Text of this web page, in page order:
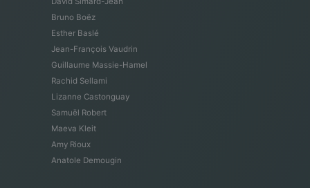
Bruno Boëz
Esther Baslé
Jean-François Vaudrin
Guillaume Massie-Hamel
Rachid Sellami
Lizanne Castonguay
Samuël Robert
Maeva Kleit
Amy Rioux
Anatole Demougin